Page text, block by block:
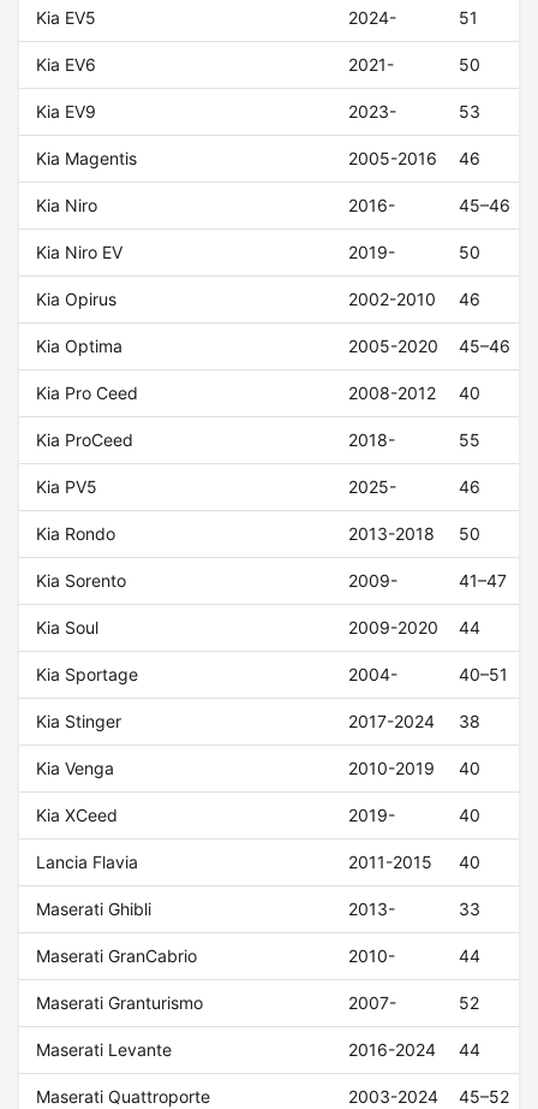
Kia EV5 2024- 51
Kia EV6 2021- 50
Kia EV9 2023- 53
Kia Magentis 2005-2016 46
Kia Niro 2016- 45–46
Kia Niro EV 2019- 50
Kia Opirus 2002-2010 46
Kia Optima 2005-2020 45–46
Kia Pro Ceed 2008-2012 40
Kia ProCeed 2018- 55
Kia PV5 2025- 46
Kia Rondo 2013-2018 50
Kia Sorento 2009- 41–47
Kia Soul 2009-2020 44
Kia Sportage 2004- 40–51
Kia Stinger 2017-2024 38
Kia Venga 2010-2019 40
Kia XCeed 2019- 40
Lancia Flavia 2011-2015 40
Maserati Ghibli 2013- 33
Maserati GranCabrio 2010- 44
Maserati Granturismo 2007- 52
Maserati Levante 2016-2024 44
Maserati Quattroporte 2003-2024 45–52